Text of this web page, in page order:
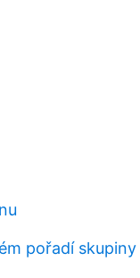
pořadí skupiny